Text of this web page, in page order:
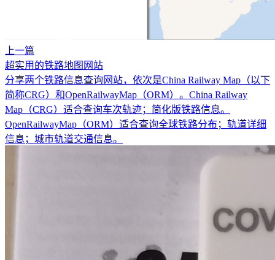
上一篇
超实用的铁路地图网站
分享两个铁路信息查询网站，依次是China Railway Map（以下
简称CRG）和OpenRailwayMap（ORM）。China Railway
Map（CRG）适合查询车次轨迹；简化版铁路信息。
OpenRailwayMap（ORM）适合查询全球铁路分布；轨道详细
信息；城市轨道交通信息。